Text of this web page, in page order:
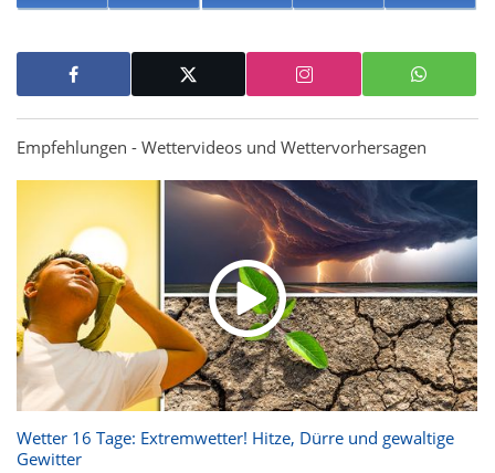
Empfehlungen - Wettervideos und Wettervorhersagen
Wetter 16 Tage: Extremwetter! Hitze, Dürre und gewaltige
Gewitter